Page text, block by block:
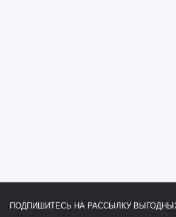
ПОДПИШИТЕСЬ НА РАССЫЛКУ